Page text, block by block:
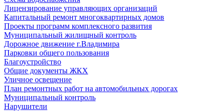
Лицензирование управляющих организаций
Капитальный ремонт многоквартирных домов
Проекты программ комплексного развития
Муниципальный жилищный контроль
Дорожное движение г.Владимира
Парковки общего пользования
Благоустройство
Общие документы ЖКХ
Уличное освещение
План ремонтных работ на автомобильных дорогах
Муниципальный контроль
Нарушители